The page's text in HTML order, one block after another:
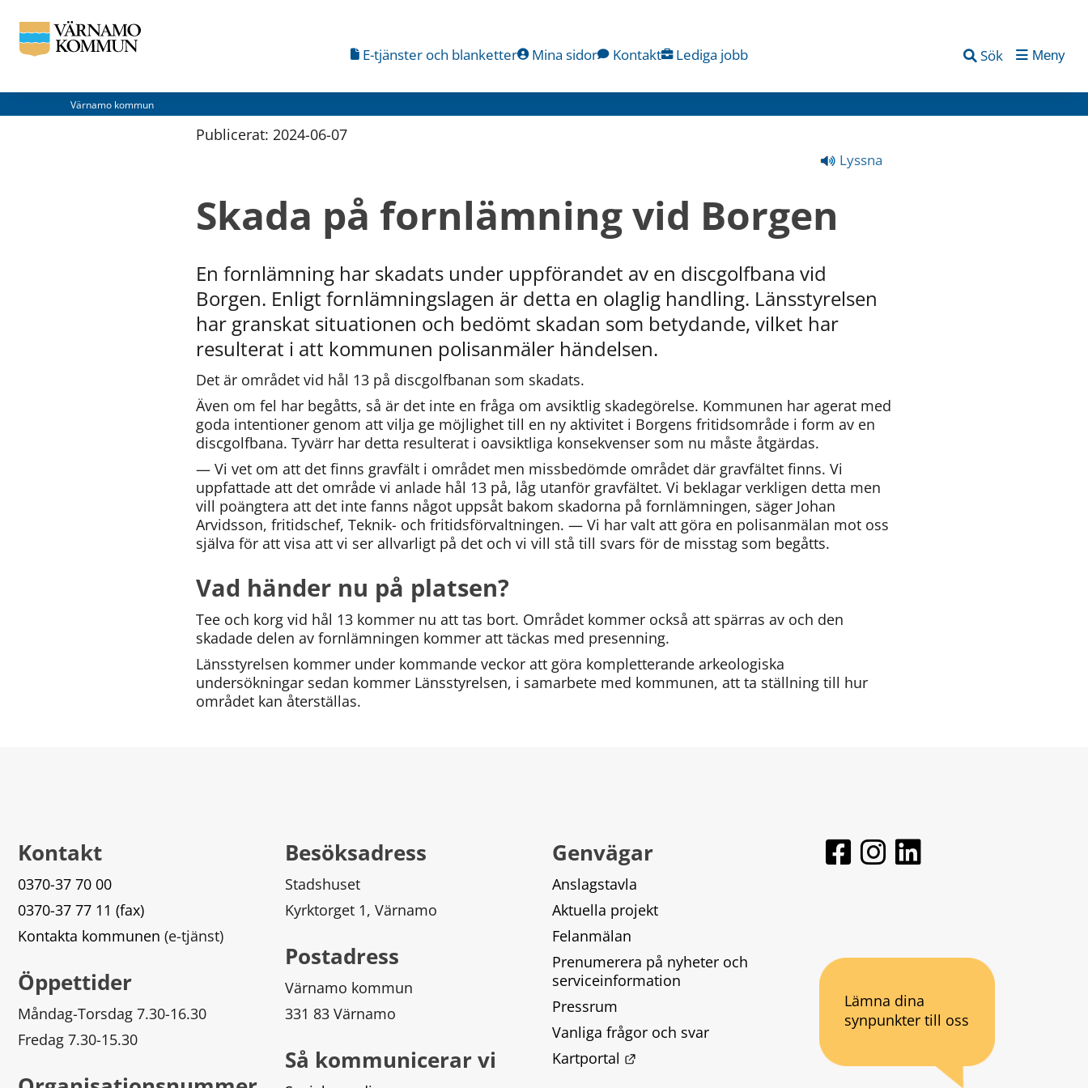
E-tjänster och blanketter Mina sidor Kontakt Lediga jobb Sök Meny
Värnamo kommun
Publicerat: 2024-06-07
Lyssna
Skada på fornlämning vid Borgen
En fornlämning har skadats under uppförandet av en discgolfbana vid
Borgen. Enligt fornlämningslagen är detta en olaglig handling. Länsstyrelsen
har granskat situationen och bedömt skadan som betydande, vilket har
resulterat i att kommunen polisanmäler händelsen.
Det är området vid hål 13 på discgolfbanan som skadats.
Även om fel har begåtts, så är det inte en fråga om avsiktlig skadegörelse. Kommunen har agerat med
goda intentioner genom att vilja ge möjlighet till en ny aktivitet i Borgens fritidsområde i form av en
discgolfbana. Tyvärr har detta resulterat i oavsiktliga konsekvenser som nu måste åtgärdas.
— Vi vet om att det finns gravfält i området men missbedömde området där gravfältet finns. Vi
uppfattade att det område vi anlade hål 13 på, låg utanför gravfältet. Vi beklagar verkligen detta men
vill poängtera att det inte fanns något uppsåt bakom skadorna på fornlämningen, säger Johan
Arvidsson, fritidschef, Teknik- och fritidsförvaltningen. — Vi har valt att göra en polisanmälan mot oss
själva för att visa att vi ser allvarligt på det och vi vill stå till svars för de misstag som begåtts.
Vad händer nu på platsen?
Tee och korg vid hål 13 kommer nu att tas bort. Området kommer också att spärras av och den
skadade delen av fornlämningen kommer att täckas med presenning.
Länsstyrelsen kommer under kommande veckor att göra kompletterande arkeologiska
undersökningar sedan kommer Länsstyrelsen, i samarbete med kommunen, att ta ställning till hur
området kan återställas.
Kontakt
0370-37 70 00
0370-37 77 11 (fax)
Kontakta kommunen (e-tjänst)
Öppettider
Måndag-Torsdag 7.30-16.30
Fredag 7.30-15.30
Besöksadress
Stadshuset
Kyrktorget 1, Värnamo
Postadress
Värnamo kommun
331 83 Värnamo
Så kommunicerar vi
Genvägar
Anslagstavla
Aktuella projekt
Felanmälan
Prenumerera på nyheter och
serviceinformation
Pressrum
Vanliga frågor och svar
Kartportal
Lämna dina
synpunkter till oss